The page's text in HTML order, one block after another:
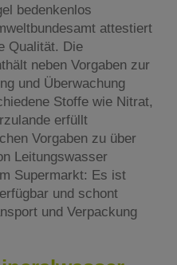
bedenkenlos
attestiert
Qualität. Die
neben Vorgaben zur
und Überwachung
Stoffe wie Nitrat,
erfüllt
Vorgaben zu über
Leitungswasser
Supermarkt: Es ist
und schont
und Verpackung